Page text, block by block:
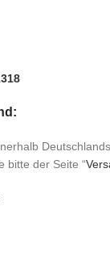
bitte der Seite “